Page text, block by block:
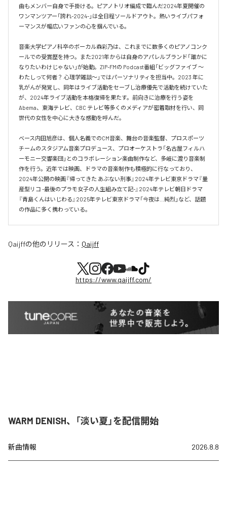
曲もメンバー自身で手掛ける。ピアノトリオ編成で臨んだ2024年夏開催の
ワンマンツアー「誇れ-2024-」は全日程ソールドアウト。熱いライブパフォ
ーマンスが幅広いファンの心を掴んでいる。
音楽大学ピアノ科卒のボーカル森彩乃は、これまでに数多くのピアノコンク
ールでの受賞歴を持つ。また2021年からは自身のアパレルブランド「誰かに
なりたいわけじゃない」が始動。ZIP-FMの Podcast番組「ビッグファイブ 〜
わたしって何者？ 心理学雑談〜」ではパーソナリティを担当中。2023 年に
乳がんが発覚し、同年はライブ活動をセーブし治療優先で活動を続けていた
が、2024年ライブ活動を本格復帰を果たす。前向きに治療を行う姿を
Abema、東海テレビ、CBC テレビ等多くのメディアが密着取材を行い、同
世代の女性を中心に大きな感動を呼んだ。
ベース内田旭彦は、個人名義でのCM音楽、舞台の音楽監督、プロスポーツ
チームのスタジアム音楽プロデュース、プロオーケストラ「名古屋フィルハ
ーモニー交響楽団」とのコラボレーション楽曲制作など、多岐に渡り音楽制
作を行う。近年では映画、ドラマの音楽制作も積極的に行なっており、
2024年公開の映画『帰ってきた あぶない刑事』2024年テレビ東京ドラマ『量
産型リコ -最後のプラモ女子の人生組み立て記-』2024年テレビ朝日ドラマ
『青島くんはいじわる』2025年テレビ東京ドラマ「今夜は…純烈」など、話題
の作品に多く携わっている。
Qaijffの他のリリース： Qaijff
https://www.qaijff.com/
WARM DENISH、「淡い夏」を配信開始
新曲情報 2026.8.8